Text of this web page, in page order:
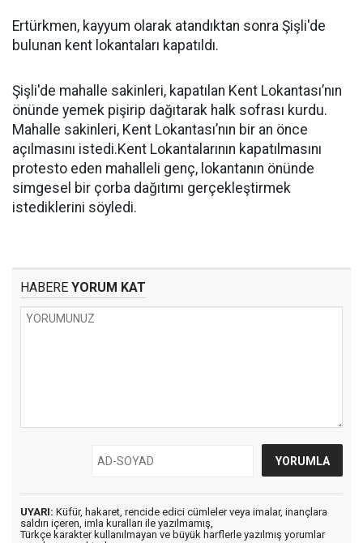
Ertürkmen, kayyum olarak atandıktan sonra Şişli'de
bulunan kent lokantaları kapatıldı.
Şişli'de mahalle sakinleri, kapatılan Kent Lokantası’nın
önünde yemek pişirip dağıtarak halk sofrası kurdu.
Mahalle sakinleri, Kent Lokantası’nın bir an önce
açılmasını istedi.Kent Lokantalarının kapatılmasını
protesto eden mahalleli genç, lokantanın önünde
simgesel bir çorba dağıtımı gerçekleştirmek
istediklerini söyledi.
HABERE YORUM KAT
UYARI: Küfür, hakaret, rencide edici cümleler veya imalar, inançlara
saldırı içeren, imla kuralları ile yazılmamış,
Türkçe karakter kullanılmayan ve büyük harflerle yazılmış yorumlar